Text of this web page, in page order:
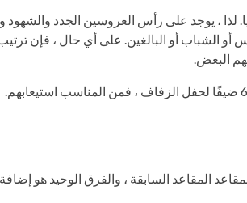
لذا ، يوجد على رأس العروسين الجدد والشهود
أو الشباب أو البالغين. على أي حال ، فإن
البعض.
المقاعد السابقة ، والفرق الوحيد هو